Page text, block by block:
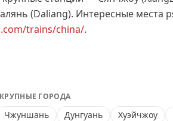
(Daliang). Интересные места
trains/china/.
ГОРОДА
Чжуншань Дунгуань Хуэйчжоу